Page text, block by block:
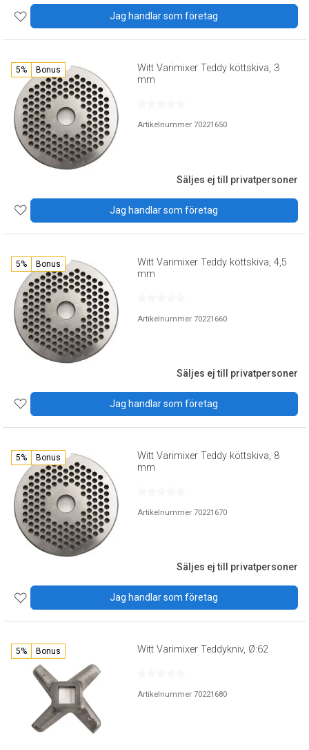
Jag handlar som företag
5% Bonus
Witt Varimixer Teddy köttskiva, 3
mm
Artikelnummer 70221650
Säljes ej till privatpersoner
Jag handlar som företag
5% Bonus
Witt Varimixer Teddy köttskiva, 4,5
mm
Artikelnummer 70221660
Säljes ej till privatpersoner
Jag handlar som företag
5% Bonus
Witt Varimixer Teddy köttskiva, 8
mm
Artikelnummer 70221670
Säljes ej till privatpersoner
Jag handlar som företag
5% Bonus Witt Varimixer Teddykniv, Ø:62
Artikelnummer 70221680